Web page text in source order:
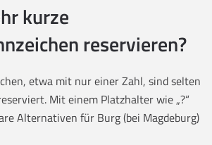
kurze
reservieren?
etwa mit nur einer Zahl, sind selten
Mit einem Platzhalter wie „?“
Alternativen für Burg (bei Magdeburg)